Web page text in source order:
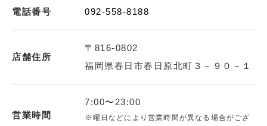
電話番号 092-558-8188
店舗住所
〒816-0802
福岡県春日市春日原北町３－９０－１
営業時間
7:00〜23:00
※曜日などにより営業時間が異なる場合がござ